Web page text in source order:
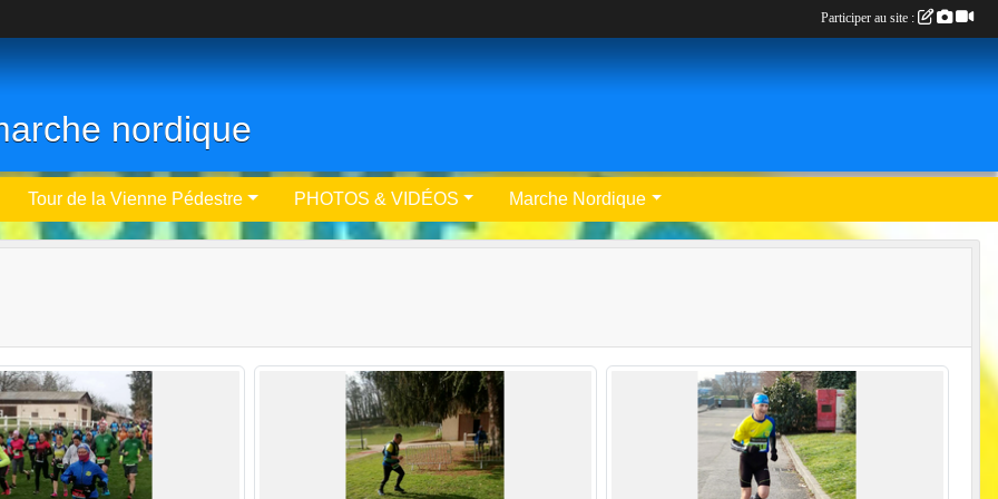
nordique
Tour de la Vienne Pédestre PHOTOS & VIDÉOS Marche Nordique
Participer au site :